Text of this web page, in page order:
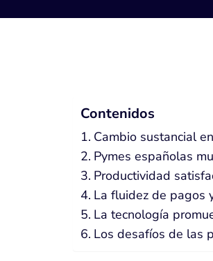
Contenidos
Cambio sustancial
Pymes españolas
Productividad
La fluidez de pagos
La tecnología
Los desafíos de las